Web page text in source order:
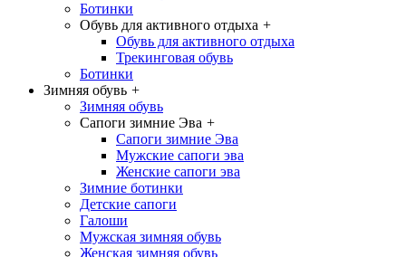
Ботинки
Обувь для активного отдыха +
Обувь для активного отдыха
Трекинговая обувь
Ботинки
Зимняя обувь +
Зимняя обувь
Сапоги зимние Эва +
Сапоги зимние Эва
Мужские сапоги эва
Женские сапоги эва
Зимние ботинки
Детские сапоги
Галоши
Мужская зимняя обувь
Женская зимняя обувь